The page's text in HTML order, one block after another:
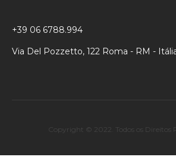
+39 06 6788.994
Via Del Pozzetto, 122 Roma - RM -
Copyright © 2022. Todos os Direitos